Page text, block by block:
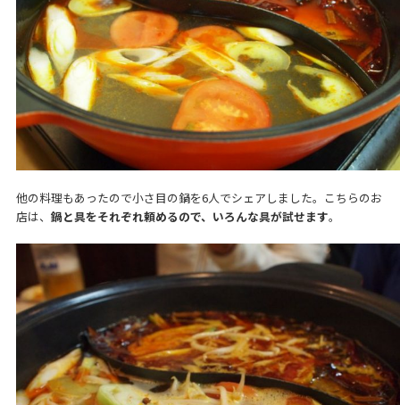
他の料理もあったので小さ目の鍋を6人でシェアしました。こちらのお
店は、 鍋と具をそれぞれ頼めるので、いろんな具が試せます。